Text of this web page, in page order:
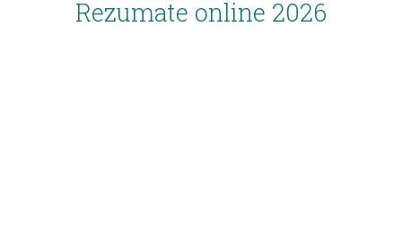
Rezumate online 2026